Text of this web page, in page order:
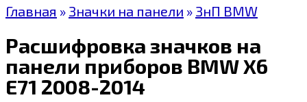
Главная » Значки на панели » ЗнП BMW
Расшифровка значков на
панели приборов BMW X6
E71 2008-2014